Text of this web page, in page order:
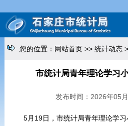
您的位置： 网站首页>> 统计动态
市统计局青年理论学习
发布时间：2026年05
5月19日，市统计局青年理论学